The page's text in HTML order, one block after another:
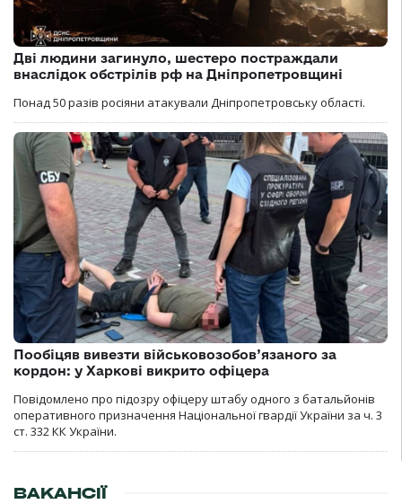
Дві людини загинуло, шестеро постраждали
внаслідок обстрілів рф на Дніпропетровщині
Понад 50 разів росіяни атакували Дніпропетровську області.
Пообіцяв вивезти військовозобов’язаного за
кордон: у Харкові викрито офіцера
Повідомлено про підозру офіцеру штабу одного з батальйонів
оперативного призначення Національної гвардії України за ч. 3
ст. 332 КК України.
ВАКАНСІЇ